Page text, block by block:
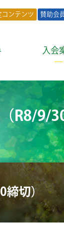
ンテンツ 賛助会
入会
R8/9/
締切）